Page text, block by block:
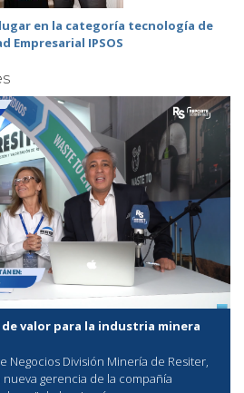
en la categoría tecnología de
Empresarial IPSOS
valor para la industria minera
Negocios División Minería de Resiter,
gerencia de la compañía